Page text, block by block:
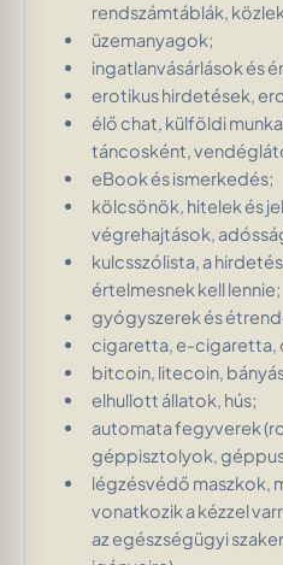
rendszámtáblák,
üzemanyagok;
ingatlanvásárlások és
erotikus hirdetések,
élő chat, külföldi
táncosként,
eBook és ismerkedés;
kölcsönök, hitelek és
végrehajtások,
kulcsszólista, a
értelmesnek kell lennie;
gyógyszerek és
cigaretta, e-cigaretta,
bitcoin, litecoin,
elhullott állatok, hús;
automata fegyverek
géppisztolyok,
légzésvédő maszkok,
vonatkozik a kézzel
az egészségügyi